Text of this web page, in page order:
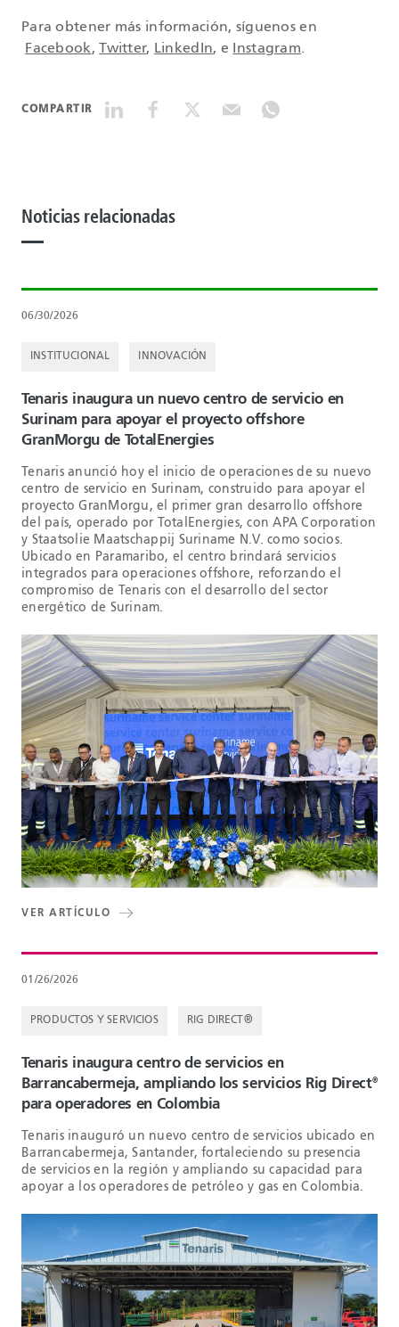
Para obtener más información, síguenos en
Facebook, Twitter, LinkedIn, e Instagram.
COMPARTIR
Noticias relacionadas
06/30/2026
INSTITUCIONAL INNOVACIÓN
Tenaris inaugura un nuevo centro de servicio en
Surinam para apoyar el proyecto offshore
GranMorgu de TotalEnergies
Tenaris anunció hoy el inicio de operaciones de su nuevo
centro de servicio en Surinam, construido para apoyar el
proyecto GranMorgu, el primer gran desarrollo offshore
del país, operado por TotalEnergies, con APA Corporation
y Staatsolie Maatschappij Suriname N.V. como socios.
Ubicado en Paramaribo, el centro brindará servicios
integrados para operaciones offshore, reforzando el
compromiso de Tenaris con el desarrollo del sector
energético de Surinam.
VER ARTÍCULO
01/26/2026
PRODUCTOS Y SERVICIOS RIG DIRECT®
Tenaris inaugura centro de servicios en
Barrancabermeja, ampliando los servicios Rig Direct®
para operadores en Colombia
Tenaris inauguró un nuevo centro de servicios ubicado en
Barrancabermeja, Santander, fortaleciendo su presencia
de servicios en la región y ampliando su capacidad para
apoyar a los operadores de petróleo y gas en Colombia.